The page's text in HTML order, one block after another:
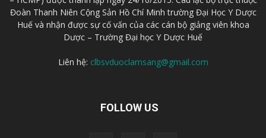
Đoàn Thanh Niên Cộng Sản Hồ Chí Minh trường Đại Học Y Dược
Huế và nhận được sự cố vấn của các cán bộ giảng viên khoa
Dược – Trường Đại học Y Dược Huế
Liên hệ: clbsvduoclamsang@gmail.com
FOLLOW US